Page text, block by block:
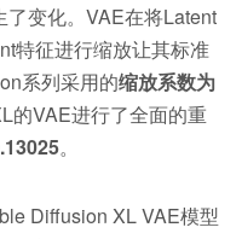
了变化。VAE在将Latent
特征进行缩放让其标准
系列采用的缩放系数为
的VAE进行了全面的重
。
Diffusion XL VAE模型